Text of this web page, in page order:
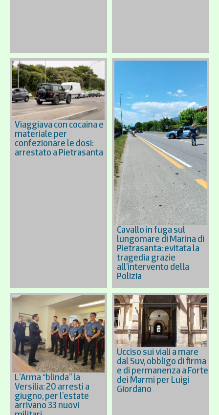
Viaggiava con cocaina e
materiale per
confezionare le dosi:
arrestato a Pietrasanta
Cavallo in fuga sul
lungomare di Marina di
Pietrasanta: evitata la
tragedia grazie
all’intervento della
Polizia
L’Arma “blinda” la
Versilia: 20 arresti a
giugno, per l’estate
arrivano 33 nuovi
Ucciso sui viali a mare
dal Suv, obbligo di firma
e di permanenza a Forte
dei Marmi per Luigi
Giordano